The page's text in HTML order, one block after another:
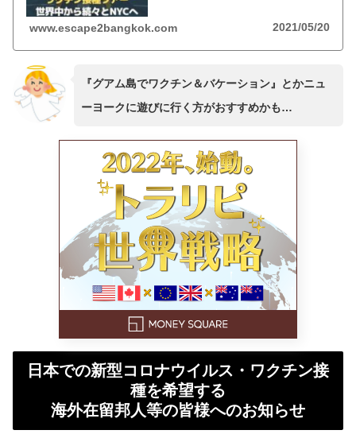
www.escape2bangkok.com 2021/05/20
『グアム島でワクチン＆バケーション』とかニュ
ーヨークに遊びに行く方がおすすめかも…
日本での新型コロナウイルス・ワクチン接
種を希望する
海外在留邦人等の皆様へのお知らせ